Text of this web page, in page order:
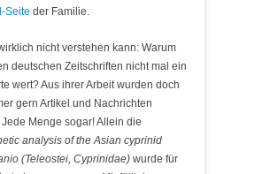
Seite der Familie.
nicht verstehen kann: Warum
deutschen Zeitschriften nicht mal ein
wert? Aus ihrer Arbeit wurden doch
gern Artikel und Nachrichten
Menge sogar! Allein die
analysis of the Asian cyprinid
(Teleostei, Cyprinidae) wurde für